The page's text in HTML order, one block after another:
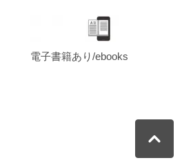
電子書籍あり/ebooks